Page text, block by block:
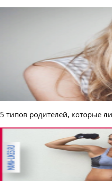
5 типов родителей, которые